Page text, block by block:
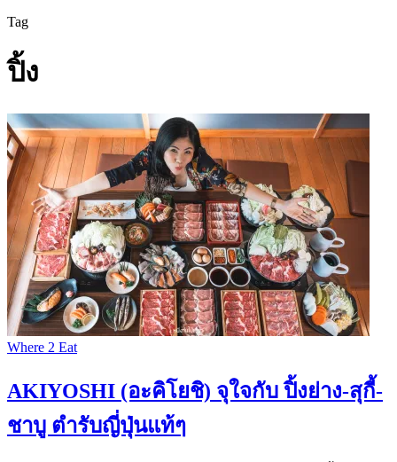
Tag
ปิ้ง
Where 2 Eat
AKIYOSHI (อะคิโยชิ) จุใจกับ ปิ้งย่าง-สุกี้-
ชาบู ตำรับญี่ปุ่นแท้ๆ